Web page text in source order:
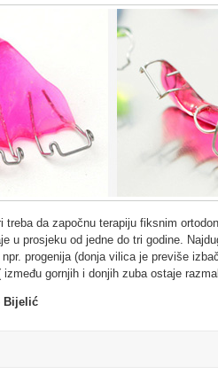
treba da započnu terapiju fiksnim
u prosjeku od jedne do tri godine.
progenija (donja vilica je previše
gornjih i donjih zuba ostaje
Bijelić